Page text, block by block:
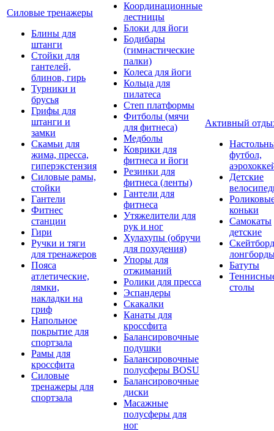
Силовые тренажеры
Блины для
штанги
Стойки для
гантелей,
блинов, гирь
Турники и
брусья
Грифы для
штанги и
замки
Скамьи для
жима, пресса,
гиперэкстензия
Силовые рамы,
стойки
Гантели
Фитнес
станции
Гири
Ручки и тяги
для тренажеров
Пояса
атлетические,
лямки,
накладки на
гриф
Напольное
покрытие для
спортзала
Рамы для
кроссфита
Силовые
тренажеры для
спортзала
Координационные
лестницы
Блоки для йоги
Бодибары
(гимнастические
палки)
Колеса для йоги
Кольца для
пилатеса
Степ платформы
Фитболы (мячи
для фитнеса)
Медболы
Коврики для
фитнеса и йоги
Резинки для
фитнеса (ленты)
Гантели для
фитнеса
Утяжелители для
рук и ног
Хулахупы (обручи
для похудения)
Упоры для
отжиманий
Ролики для пресса
Эспандеры
Скакалки
Канаты для
кроссфита
Балансировочные
подушки
Балансировочные
полусферы BOSU
Балансировочные
диски
Масажные
полусферы для
ног
Активный
футбол,
Детские
коньки
Самокаты
детские
Батуты
столы